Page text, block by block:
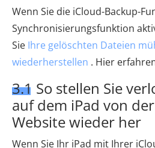
Wenn Sie die iCloud-Backup-
Synchronisierungsfunktion
Sie Ihre gelöschten Dateien
wiederherstellen . Hier
3.1 So stellen Sie
auf dem iPad von
Website wieder her
Wenn Sie Ihr iPad mit Ihrer